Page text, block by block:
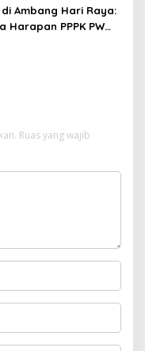
Ambang Hari Raya:
Harapan PPPK PW
Ruas yang wajib